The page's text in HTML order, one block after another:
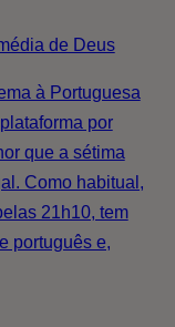
de Deus
à Portuguesa
por
que a sétima
Como habitual,
21h10, tem
português e,